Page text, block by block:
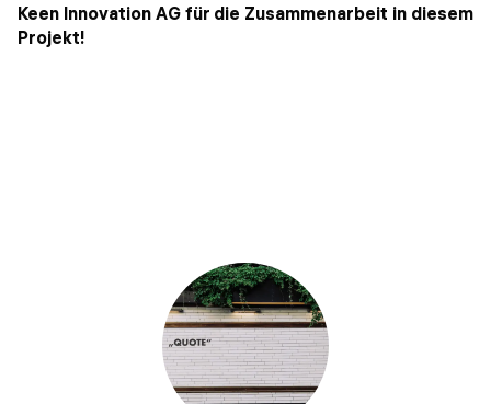
Keen Innovation AG für die Zusammenarbeit in diesem
Projekt!